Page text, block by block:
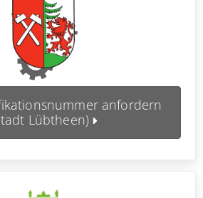
anfordern
Lübtheen)